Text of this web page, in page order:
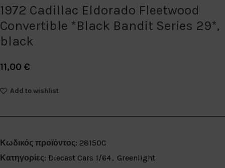
1972 Cadillac Eldorado Fleetwood
Convertible *Black Bandit Series 29*,
black
11,00 €
Add to wishlist
Κωδικός προϊόντος: 28150C
Κατηγορίες: Diecast Cars 1/64, Greenlight